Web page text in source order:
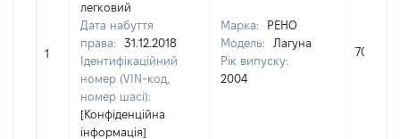
1
легковий
Дата набуття
права:
31.12.2018
Ідентифікаційний
номер (VIN-код,
номер шасі):
[Конфіденційна
інформація]
Марка:
РЕНО
Модель:
Лагуна
Рік випуску:
2004
70000